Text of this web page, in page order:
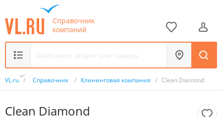
Справочник
компаний
VL.ru / Справочник / Клининговая компания / Clean Diamond
Clean Diamond